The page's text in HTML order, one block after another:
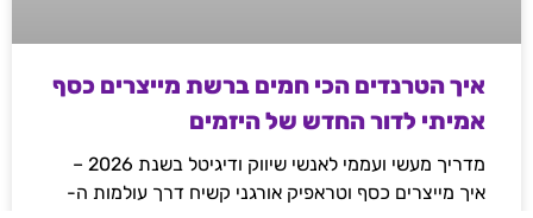
איך הטרנדים הכי חמים ברשת מייצרים כסף
אמיתי לדור החדש של היזמים
מדריך מעשי ועממי לאנשי שיווק ודיגיטל בשנת 2026 –
איך מייצרים כסף וטראפיק אורגני קשיח דרך עולמות ה-